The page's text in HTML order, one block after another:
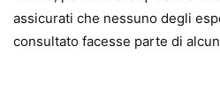
assicurati che nessuno degli
consultato facesse parte di